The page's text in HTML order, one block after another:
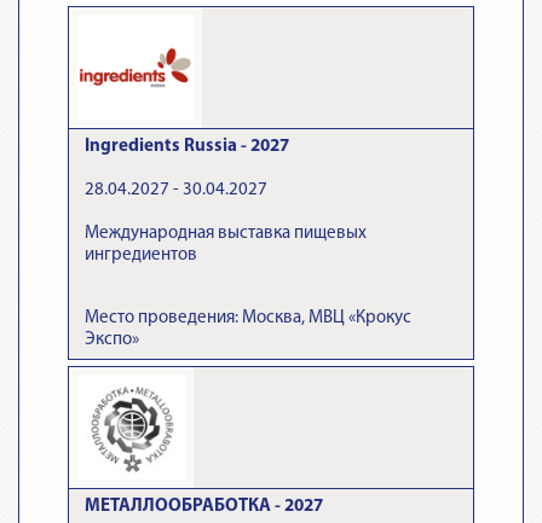
Ingredients Russia - 2027
28.04.2027 - 30.04.2027
Международная выставка пищевых
ингредиентов
Место проведения: Москва, МВЦ «Крокус
Экспо»
МЕТАЛЛООБРАБОТКА - 2027